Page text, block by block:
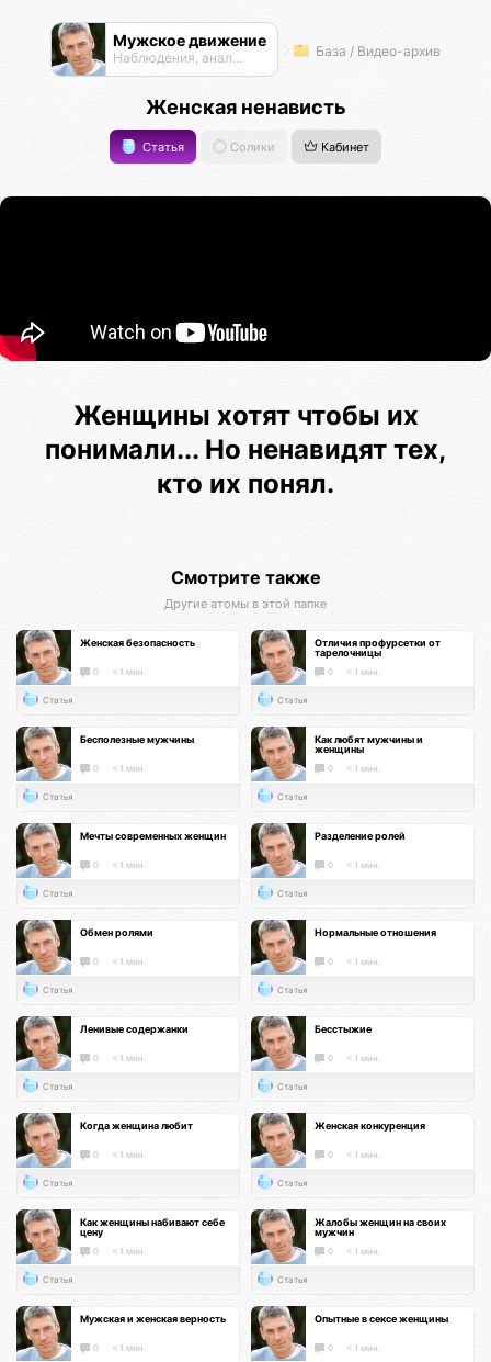
Мужское движение
Наблюдения, анализ, обсуждения База / Видео-архив
Женская ненависть
Статья Солики Кабинет
Женщины хотят чтобы их
понимали... Но ненавидят тех,
кто их понял.
Смотрите также
Другие атомы в этой папке
Женская безопасность
0 < 1 мин.
Статья
Отличия профурсетки от
тарелочницы
0 < 1 мин.
Статья
Бесполезные мужчины
0 < 1 мин.
Статья
Как любят мужчины и
женщины
0 < 1 мин.
Статья
Мечты современных женщин
0 < 1 мин.
Статья
Разделение ролей
0 < 1 мин.
Статья
Обмен ролями
0 < 1 мин.
Статья
Нормальные отношения
0 < 1 мин.
Статья
Ленивые содержанки
0 < 1 мин.
Статья
Бесстыжие
0 < 1 мин.
Статья
Когда женщина любит
0 < 1 мин.
Статья
Женская конкуренция
0 < 1 мин.
Статья
Как женщины набивают себе
цену
0 < 1 мин.
Статья
Жалобы женщин на своих
мужчин
0 < 1 мин.
Статья
Мужская и женская верность
0 < 1 мин.
Опытные в сексе женщины
0 < 1 мин.